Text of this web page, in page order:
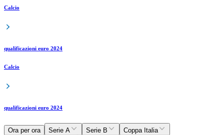
Calcio
qualificazioni euro 2024
Calcio
qualificazioni euro 2024
Ora per ora Serie A Serie B
Coppa Italia